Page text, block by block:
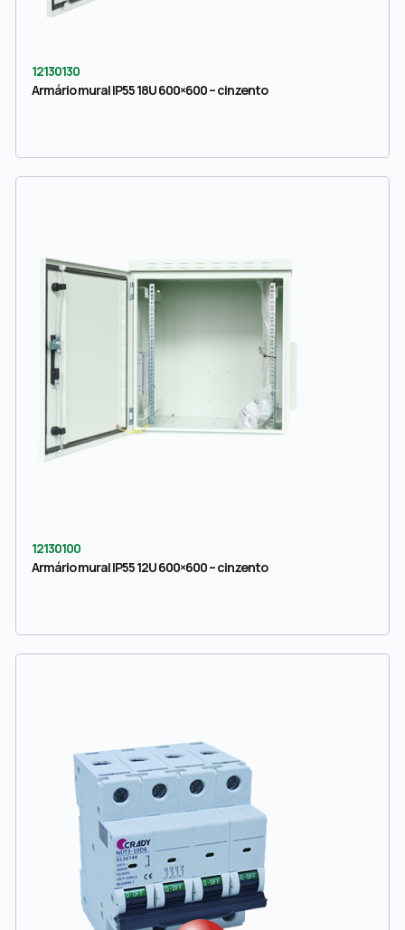
12130130
Armário mural IP55 18U 600×600 – cinzento
12130100
Armário mural IP55 12U 600×600 – cinzento